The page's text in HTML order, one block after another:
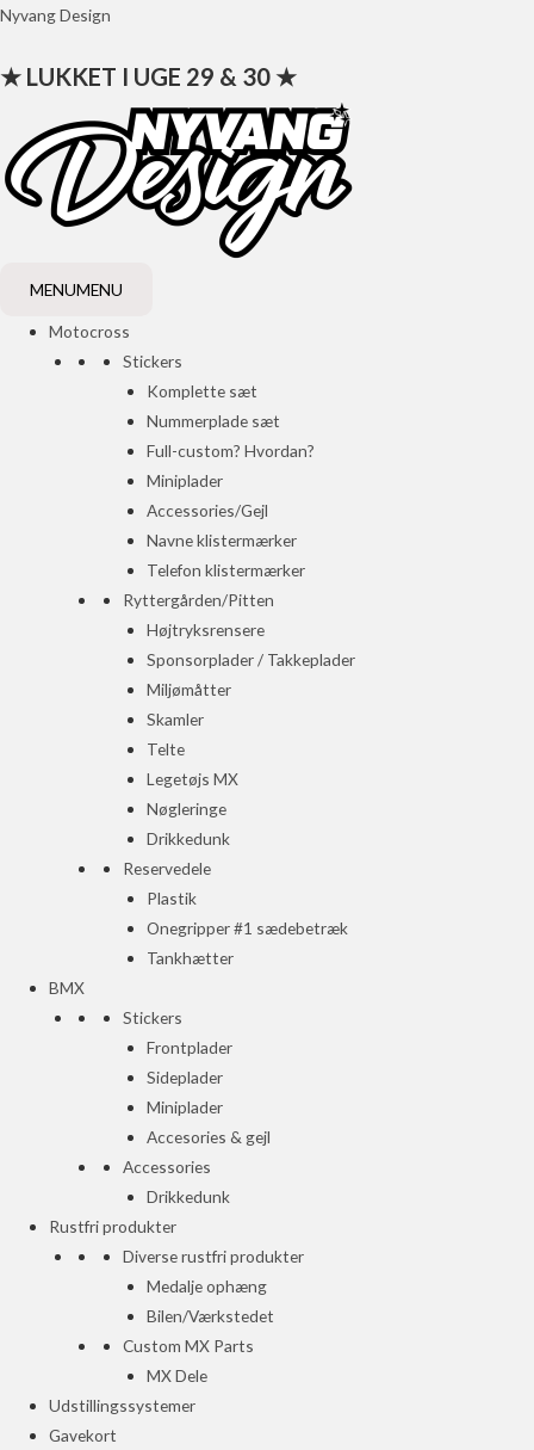
Gå
indholdet
Nyvang Design
★ LUKKET I UGE 29 & 30 ★
MENUMENU
Motocross
Stickers
Komplette sæt
Nummerplade sæt
Full-custom? Hvordan?
Miniplader
Accessories/Gejl
Navne klistermærker
Telefon klistermærker
Ryttergården/Pitten
Højtryksrensere
Sponsorplader / Takkeplader
Miljømåtter
Skamler
Telte
Legetøjs MX
Nøgleringe
Drikkedunk
Reservedele
Plastik
Onegripper #1 sædebetræk
Tankhætter
BMX
Stickers
Frontplader
Sideplader
Miniplader
Accesories & gejl
Accessories
Drikkedunk
Rustfri produkter
Diverse rustfri produkter
Medalje ophæng
Bilen/Værkstedet
Custom MX Parts
MX Dele
Udstillingssystemer
Gavekort